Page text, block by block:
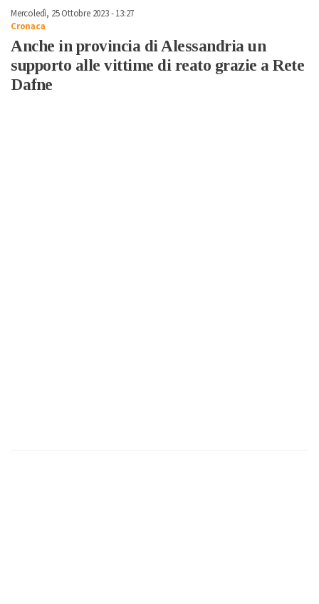
Mercoledì, 25 Ottobre 2023 - 13:27
Cronaca
Anche in provincia di Alessandria un
supporto alle vittime di reato grazie a Rete
Dafne